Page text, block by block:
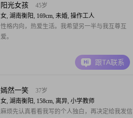
阳光女孩
45岁
女, 湖南衡阳, 169cm, 未婚, 操作工人
性格内向，热爱生活。我希望另一半与我互尊互
爱。
跟TA联系
嫣然一笑
37岁
女, 湖南衡阳, 158cm, 离异, 小学教师
麻烦先认真看看我写的个人独白，再决定给我发信